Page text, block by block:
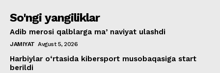
So'ngi yangiliklar
Adib merosi qalblarga maʼnaviyat ulashdi
JAMIYAT Avgust 5, 2026
Harbiylar o‘rtasida kibersport musobaqasiga start
berildi